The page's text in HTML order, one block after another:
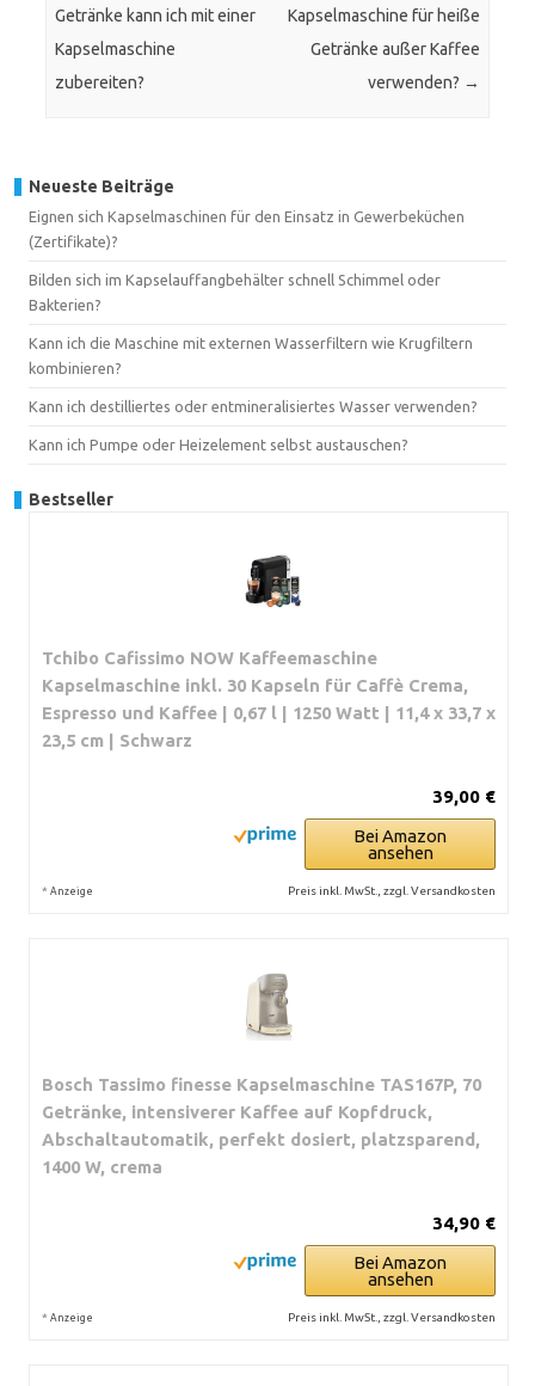
Getränke kann ich mit einer
Kapselmaschine
zubereiten?
Kapselmaschine für heiße
Getränke außer Kaffee
verwenden? →
Neueste Beiträge
Eignen sich Kapselmaschinen für den Einsatz in Gewerbeküchen
(Zertifikate)?
Bilden sich im Kapselauffangbehälter schnell Schimmel oder
Bakterien?
Kann ich die Maschine mit externen Wasserfiltern wie Krugfiltern
kombinieren?
Kann ich destilliertes oder entmineralisiertes Wasser verwenden?
Kann ich Pumpe oder Heizelement selbst austauschen?
Bestseller
Tchibo Cafissimo NOW Kaffeemaschine
Kapselmaschine inkl. 30 Kapseln für Caffè Crema,
Espresso und Kaffee | 0,67 l | 1250 Watt | 11,4 x 33,7 x
23,5 cm | Schwarz
39,00 €
Bei Amazon
ansehen
* Anzeige Preis inkl. MwSt., zzgl. Versandkosten
Bosch Tassimo finesse Kapselmaschine TAS167P, 70
Getränke, intensiverer Kaffee auf Kopfdruck,
Abschaltautomatik, perfekt dosiert, platzsparend,
1400 W, crema
34,90 €
Bei Amazon
ansehen
* Anzeige Preis inkl. MwSt., zzgl. Versandkosten